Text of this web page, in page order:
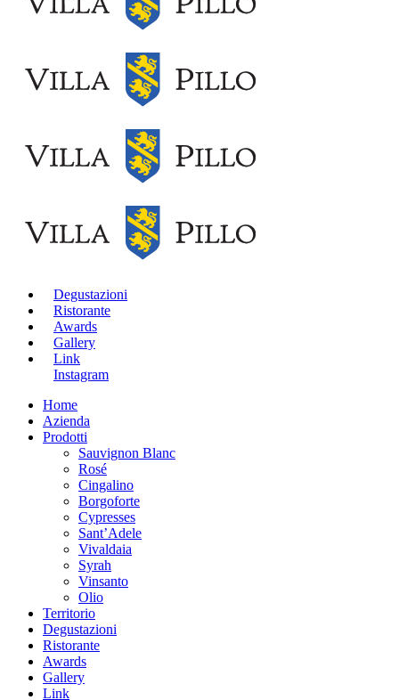
Degustazioni
Ristorante
Awards
Gallery
Link
Instagram
Home
Azienda
Prodotti
Sauvignon Blanc
Rosé
Cingalino
Borgoforte
Cypresses
Sant’Adele
Vivaldaia
Syrah
Vinsanto
Olio
Territorio
Degustazioni
Ristorante
Awards
Gallery
Link